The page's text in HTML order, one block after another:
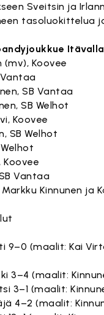
Sveitsin ja
tasoluokittelua
(mv), Koovee
SB Vantaa
SB Welhot
Koovee
SB Welhot
Koovee
Vantaa
Kinnunen ja
9–0 (maalit: Kai
3–4 (maalit:
3–1 (maalit:
4–2 (maalit: